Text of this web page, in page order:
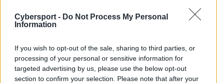
Cybersport - Do Not Process My Personal
Information
If you wish to opt-out of the sale, sharing to third parties, or
processing of your personal or sensitive information for
targeted advertising by us, please use the below opt-out
section to confirm your selection. Please note that after your
BO1
19:00
20:00 B2TG 1:0 Z10 BO1
21:00 LUSA 0:1 DV1